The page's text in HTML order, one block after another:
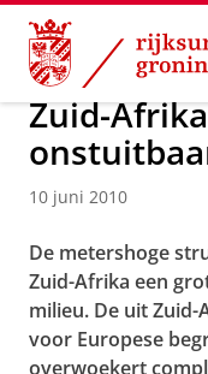
Skip
Content
Skip
Navigation
Over ons Actueel
Zuid-
10 juni 2010
De metershoge
Zuid-Afrika een
milieu. De uit
voor Europese
overwoekert